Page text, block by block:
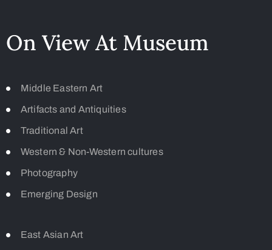
On View At Museum
Middle Eastern Art
Artifacts and Antiquities
Traditional Art
Western & Non-Western cultures
Photography
Emerging Design
East Asian Art